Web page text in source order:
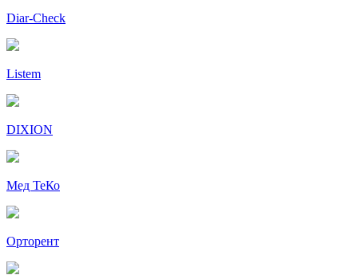
Diar-Cheсk
Listem
DIXION
Мед ТеКо
Орторент